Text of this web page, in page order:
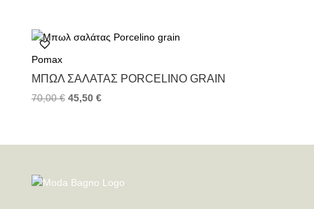
Pomax
ΜΠΩΛ ΣΑΛΆΤΑΣ PORCELINO GRAIN
70,00€ 45,50 €